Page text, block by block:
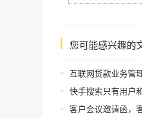
您可能感兴趣的
互联网贷款业务管理暂
快手搜索只有用户
客户会议邀请函，